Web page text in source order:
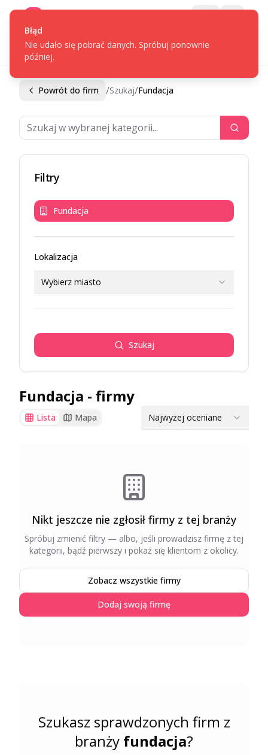
Powrót do firm /Szukaj/Fundacja
Filtry
Fundacja
Lokalizacja
Wybierz miasto
Szukaj
Fundacja - firmy
Lista Mapa Najwyżej oceniane
Nikt jeszcze nie zgłosił firmy z tej branży
Spróbuj zmienić filtry — albo, jeśli prowadzisz firmę z tej
kategorii, bądź pierwszy i pokaż się klientom z okolicy.
Zobacz wszystkie firmy
Dodaj swoją firmę
Szukasz sprawdzonych firm z
branży fundacja?
Błąd
Nie udało się pobrać danych. Spróbuj ponownie
później.